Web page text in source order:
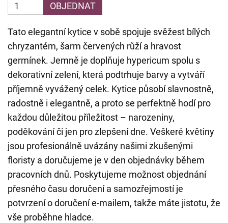
OBJEDNAT
Tato elegantní kytice v sobě spojuje svěžest bílých
chryzantém, šarm červených růží a hravost
germínek. Jemně je doplňuje hypericum spolu s
dekorativní zelení, která podtrhuje barvy a vytváří
příjemně vyvážený celek. Kytice působí slavnostně,
radostně i elegantně, a proto se perfektně hodí pro
každou důležitou příležitost – narozeniny,
poděkování či jen pro zlepšení dne. Veškeré květiny
jsou profesionálně uvázány našimi zkušenými
floristy a doručujeme je v den objednávky během
pracovních dnů. Poskytujeme možnost objednání
přesného času doručení a samozřejmostí je
potvrzení o doručení e-mailem, takže máte jistotu, že
vše proběhne hladce.